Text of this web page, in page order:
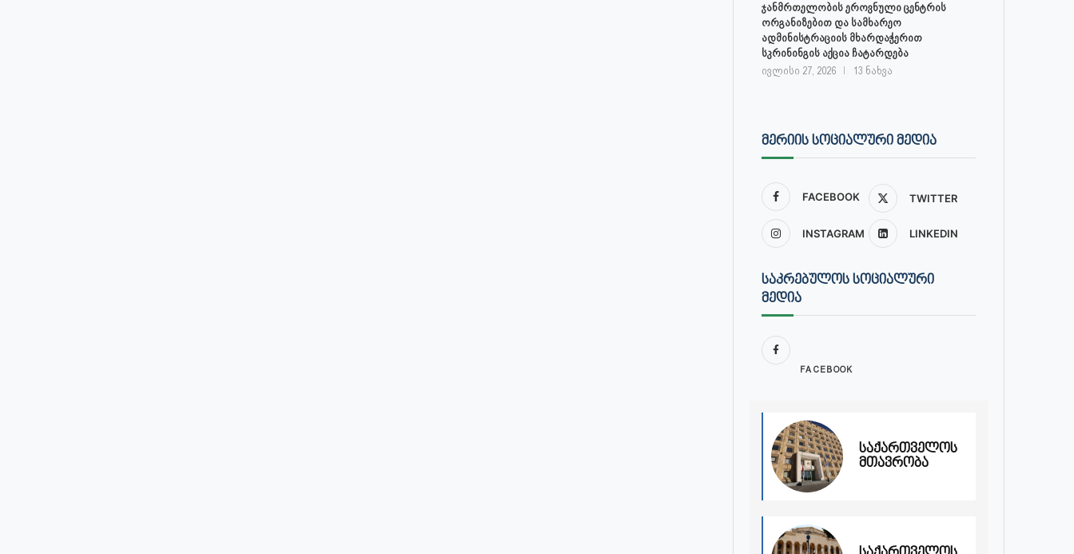
ჯანმრთელობის ეროვნული ცენტრის
ორგანიზებით და სამხარეო
ადმინისტრაციის მხარდაჭერით
სკრინინგის აქცია ჩატარდება
ივლისი 27, 2026 13 ნახვა
ᲛᲔᲠᲘᲘᲡ ᲡᲝᲪᲘᲐᲚᲣᲠᲘ ᲛᲔᲓᲘᲐ
FACEBOOK TWITTER
INSTAGRAM LINKEDIN
ᲡᲐᲙᲠᲔᲑᲣᲚᲝᲡ ᲡᲝᲪᲘᲐᲚᲣᲠᲘ
ᲛᲔᲓᲘᲐ
FACEBOOK
საქართველოს
მთავრობა